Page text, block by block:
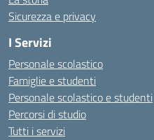
Sicurezza e privacy
I Servizi
Personale scolastico
Famiglie e studenti
Personale scolastico e studenti
Percorsi di studio
Tutti i servizi